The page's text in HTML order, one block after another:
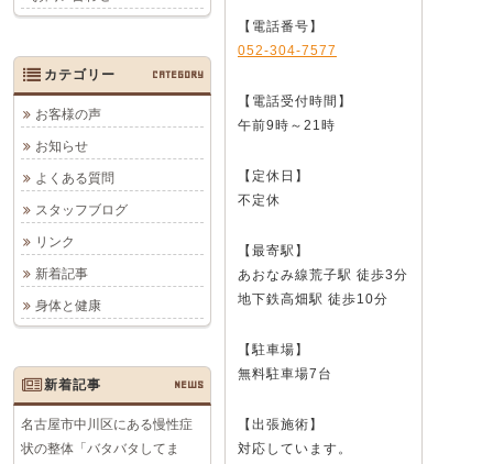
【電話番号】
052-304-7577
【電話受付時間】
午前9時～21時
【定休日】
不定休
【最寄駅】
あおなみ線荒子駅 徒歩3分
地下鉄高畑駅 徒歩10分
【駐車場】
無料駐車場7台
【出張施術】
対応しています。
カテゴリー CATEGORY
お客様の声
お知らせ
よくある質問
スタッフブログ
リンク
新着記事
身体と健康
新着記事 NEWS
名古屋市中川区にある慢性症
状の整体「バタバタしてま